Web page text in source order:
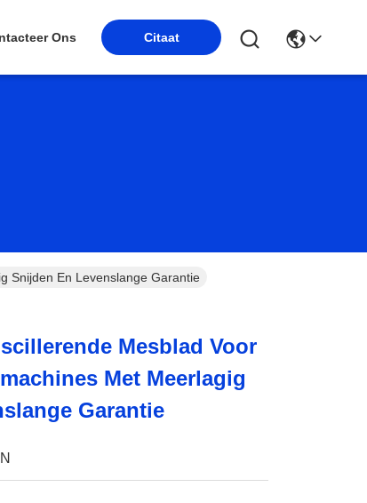
Ons Citaat
Snijden En Levenslange Garantie
Mesblad Voor
Met Meerlagig
Garantie